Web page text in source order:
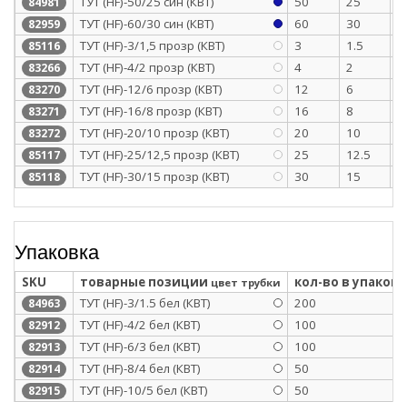
82959 ТУТ (HF)-60/30 син (КВТ) 60 30
85116 ТУТ (HF)-3/1,5 прозр (КВТ) 3 1.5
83266 ТУТ (HF)-4/2 прозр (КВТ) 4 2
83270 ТУТ (HF)-12/6 прозр (КВТ) 12 6
83271 ТУТ (HF)-16/8 прозр (КВТ) 16 8
83272 ТУТ (HF)-20/10 прозр (КВТ) 20 10
85117 ТУТ (HF)-25/12,5 прозр (КВТ) 25 12.5
85118 ТУТ (HF)-30/15 прозр (КВТ) 30 15
Упаковка
SKU товарные позиции цвет трубки кол-во в
84963 ТУТ (HF)-3/1.5 бел (КВТ) 200
82912 ТУТ (HF)-4/2 бел (КВТ) 100
82913 ТУТ (HF)-6/3 бел (КВТ) 100
82914 ТУТ (HF)-8/4 бел (КВТ) 50
82915 ТУТ (HF)-10/5 бел (КВТ) 50